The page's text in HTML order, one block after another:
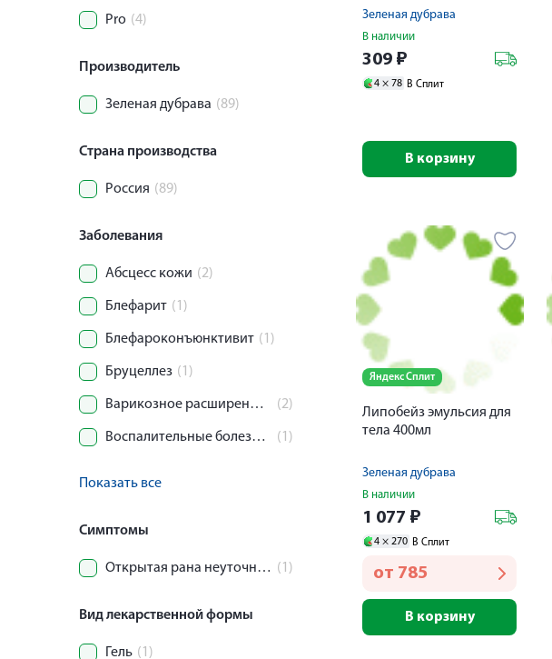
Pro (4)
Производитель
Зеленая дубрава (89)
Страна производства
Россия (89)
Заболевания
Абсцесс кожи (2)
Блефарит (1)
Блефароконъюнктивит (1)
Бруцеллез (1)
Варикозное расширение вен нижних конечностей (2)
Воспалительные болезни молочной железы (1)
Показать все
Симптомы
Открытая рана неуточненной области тела (1)
Вид лекарственной формы
Гель (1)
уход 75мл
Зеленая дубрава
В наличии
309 ₽
4 × 78 В Сплит
В корзину
Яндекс Сплит
Липобейз эмульсия для
тела 400мл
Зеленая дубрава
В наличии
1 077 ₽
4 × 270 В Сплит
от 785
В корзину